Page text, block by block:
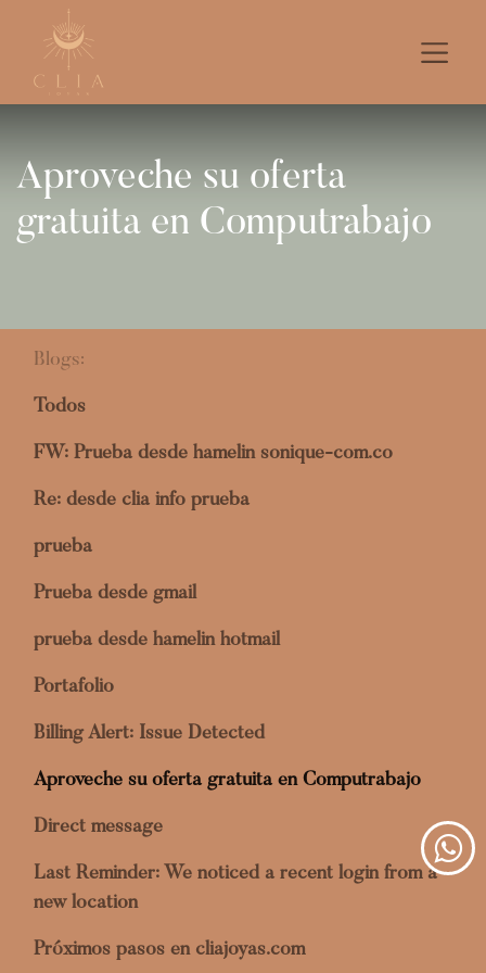
Aproveche su oferta
gratuita en Computrabajo
Blogs:
Todos
FW: Prueba desde hamelin sonique-com.co
Re: desde clia info prueba
prueba
Prueba desde gmail
prueba desde hamelin hotmail
Portafolio
Billing Alert: Issue Detected
Aproveche su oferta gratuita en Computrabajo
Direct message
Last Reminder: We noticed a recent login from a
new location
Próximos pasos en cliajoyas.com